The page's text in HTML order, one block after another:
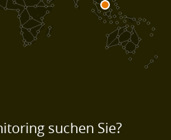
suchen Sie?